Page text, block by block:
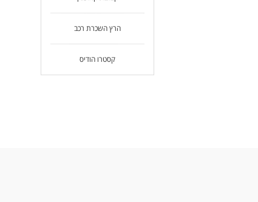
הרץ השכרת רכב
קסטרו הודיס